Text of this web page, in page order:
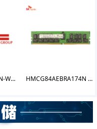
HMABAGR7C4R4N-WRT4 HMCG84AEBRA174N RDIMM 32GB 4800